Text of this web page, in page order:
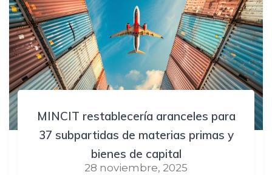
MINCIT restablecería aranceles para
37 subpartidas de materias primas y
bienes de capital
28 noviembre, 2025